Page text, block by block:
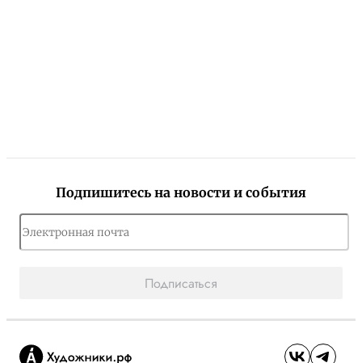
Подпишитесь на новости и события
Подписаться